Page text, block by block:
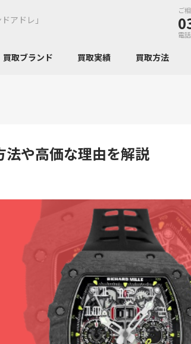
アドレ」
ご
電
買取ブランド 買取実績 買取方法
法や高価な理由を解説